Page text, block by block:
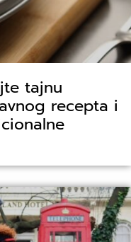
tajnu
recepta i